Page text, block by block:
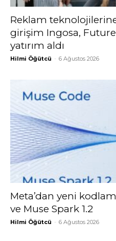
Reklam
girişim Ingosa,
yatırım aldı
Hilmi Öğütcü - 6 Ağustos 2026
Meta’dan yeni
ve Muse Spark 1.2
Hilmi Öğütcü - 6 Ağustos 2026